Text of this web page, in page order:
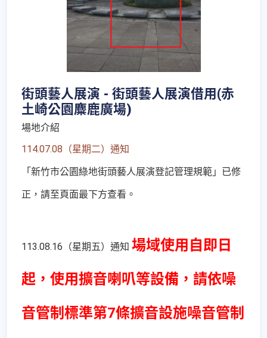
Previous
街頭藝人展演 - 街頭藝人展演借用(赤
土崎公園麋鹿廣場)
場地介紹
114.07.08（星期二）通知
「新竹市公園綠地街頭藝人展演登記管理規範」已修
正，請至頁面最下方查看。
113.08.16（星期五）通知 場域使用自即日
起，使用擴音喇叭等設備，請依噪
音管制標準第7條擴音設施噪音管制